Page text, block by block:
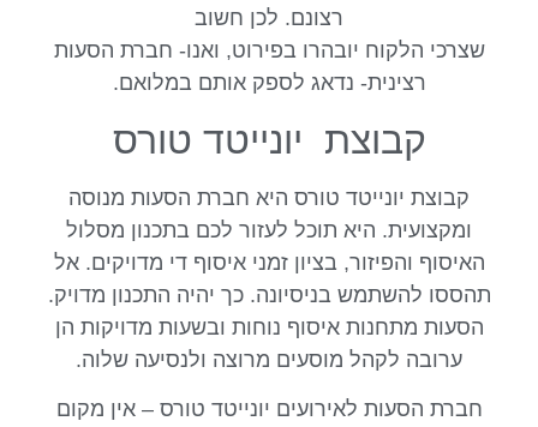
רצונם. לכן חשוב
שצרכי הלקוח יובהרו בפירוט, ואנו- חברת הסעות
רצינית- נדאג לספק אותם במלואם.
קבוצת יונייטד טורס
קבוצת יונייטד טורס היא חברת הסעות מנוסה
ומקצועית. היא תוכל לעזור לכם בתכנון מסלול
האיסוף והפיזור, בציון זמני איסוף די מדויקים. אל
תהססו להשתמש בניסיונה. כך יהיה התכנון מדויק.
הסעות מתחנות איסוף נוחות ובשעות מדויקות הן
ערובה לקהל מוסעים מרוצה ולנסיעה שלוה.
חברת הסעות לאירועים יונייטד טורס – אין מקום